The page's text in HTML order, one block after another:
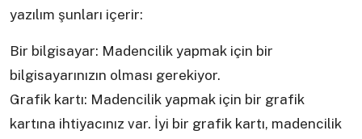
yazılım şunları içerir:
Bir bilgisayar: Madencilik yapmak için bir
bilgisayarınızın olması gerekiyor.
Grafik kartı: Madencilik yapmak için bir grafik
kartına ihtiyacınız var. İyi bir grafik kartı, madencilik